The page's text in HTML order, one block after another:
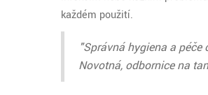
každém použití.
"Správná hygiena a
Novotná, odbornice na